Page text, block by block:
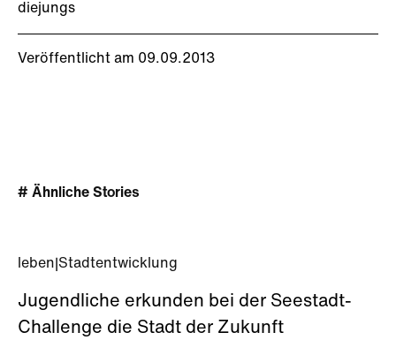
diejungs
Veröffentlicht am 09.09.2013
# Ähnliche Stories
leben Stadtentwicklung
Jugendliche erkunden bei der Seestadt-
Challenge die Stadt der Zukunft